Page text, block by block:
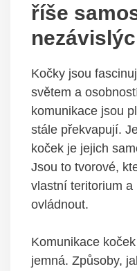
říše
Kočky jsou
světem a
komunikace jsou
stále překvapují.
koček je jejich
Jsou to tvorové,
vlastní teritorium
ovládnout.
Komunikace
jemná. Způsoby,